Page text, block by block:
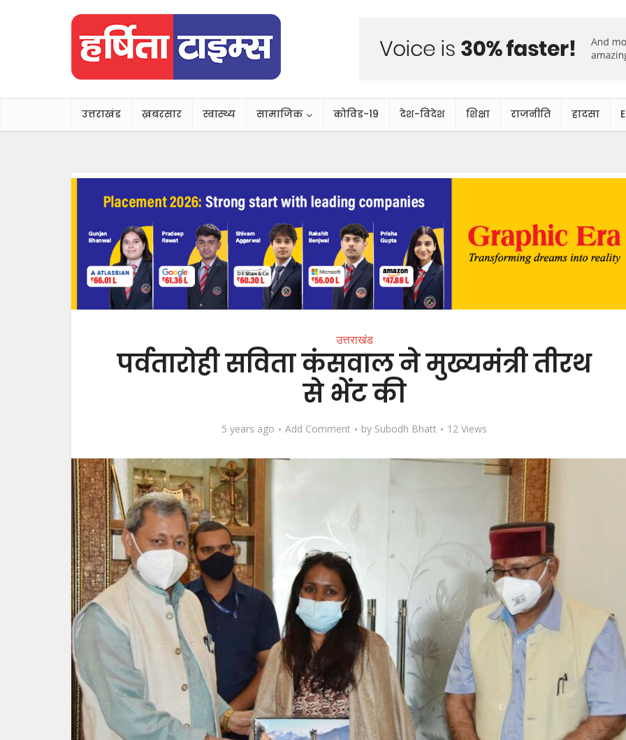
उत्तराखंड ख़बरसार स्वास्थ्य सामाजिक कोविड-19 देश-विदेश शिक्षा राजनीति हादसा
उत्तराखंड
पर्वतारोही सविता कंसवाल ने मुख्यमंत्री तीरथ
से भेंट की
5 years ago Add Comment by Subodh Bhatt 12 Views